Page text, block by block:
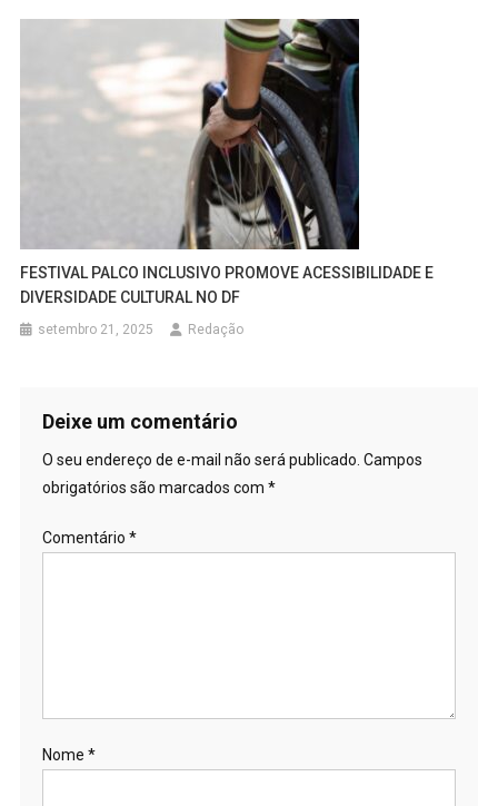
FESTIVAL PALCO INCLUSIVO PROMOVE ACESSIBILIDADE E
DIVERSIDADE CULTURAL NO DF
setembro 21, 2025 Redação
Deixe um comentário
O seu endereço de e-mail não será publicado. Campos
obrigatórios são marcados com *
Comentário *
Nome *